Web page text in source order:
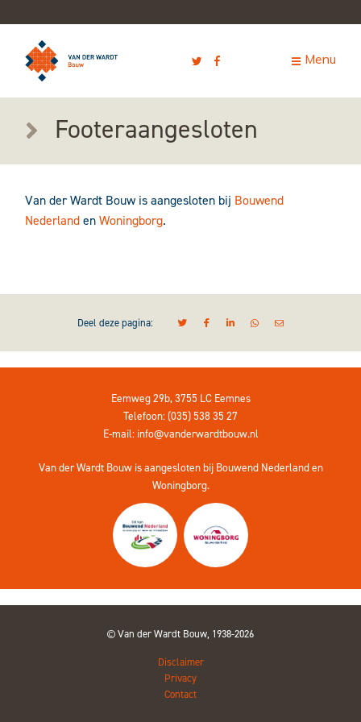
Footeraangesloten
Van der Wardt Bouw is aangesloten bij Bouwend
NederlandenWoningborg.
Deel deze pagina:
Eemweg 29b, 3755 LC Eemnes
Telefoon: (035) 538 35 27
E-mail: info@vanderwardtbouw.nl
Van der Wardt Bouw is aangesloten bij Bouwend Nederlanden
Woningborg.
Van der Wardt Bouw, 1938-2026
Disclaimer
Privacy
Contact